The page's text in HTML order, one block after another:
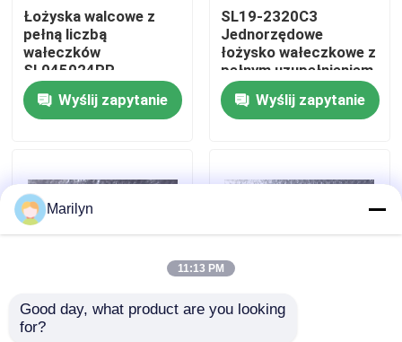
Kontrola jakości
Skontaktuj się z nami
Sprawy
Łożysko baryłkowe
Łożyska walcowe z
pełną liczbą
wałeczków
SL045024PP
SL045024-PP NNF
5024 ADA-2LSV
Wyślij zapytanie
SL19-2320C3
Jednorzędowe
łożysko wałeczkowe z
pełnym uzupełnieniem
NJG 2306 VHC3
30X72X27mm
Wyślij zapytanie
Łożysko walcowe
Marilyn
11:13 PM
Good day, what product are you looking
for?